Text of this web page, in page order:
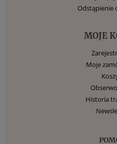
Odstąpienie
MOJE
Moje
Historia